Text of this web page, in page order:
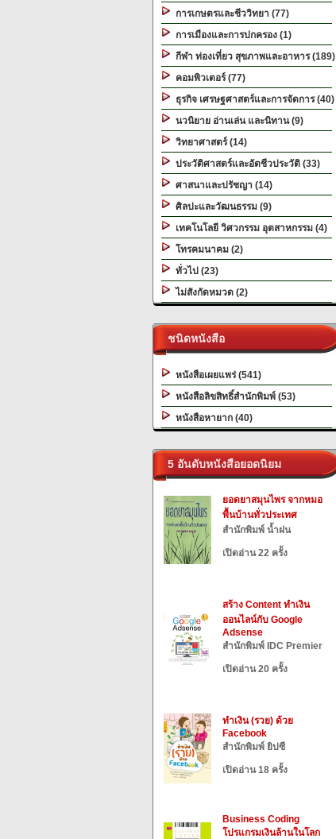
การเกษตรและชีววิทยา (77)
การเมืองและการปกครอง (1)
กีฬา ท่องเที่ยว สุขภาพและอาหาร (189)
คอมพิวเตอร์ (77)
ธุรกิจ เศรษฐศาสตร์และการจัดการ (40)
นวนิยาย อ่านเล่น และนิทาน (9)
วิทยาศาสตร์ (14)
ประวัติศาสตร์และอัตชีวประวัติ (33)
ศาสนาและปรัชญา (14)
ศิลปะและวัฒนธรรม (9)
เทคโนโลยี วิศวกรรม อุตสาหกรรม (4)
โทรคมนาคม (2)
ทั่วไป (23)
ไม่สังกัดหมวด (2)
ชนิดหนังสือ
หนังสือเผยแพร่ (541)
หนังสือลิขสิทธิ์สำนักพิมพ์ (53)
หนังสือหายาก (40)
5 อันดับหนังสือยอดนิยม
ยอดยาสมุนไพร จากหมอ
พื้นบ้านทั่วประเทศ
สำนักพิมพ์ น้ำฝน
เปิดอ่าน 22 ครั้ง
สร้าง Content ทำเงิน
ออนไลน์กับ Google
Adsense
สำนักพิมพ์ IDC Premier
เปิดอ่าน 20 ครั้ง
ทำเงิน (รวย) ด้วย
Facebook
สำนักพิมพ์ ยิปซี
เปิดอ่าน 18 ครั้ง
Business Coding
โปรแกรมเงินล้านในโลก